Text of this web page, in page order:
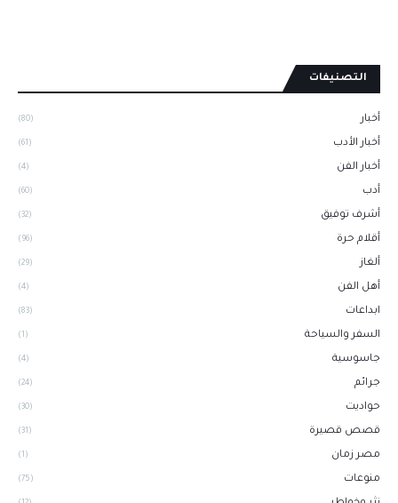
التصنيفات
أخبار (80)
أخبار الأدب (61)
أخبار الفن (4)
أدب (60)
أشرف توفيق (32)
أقلام حرة (96)
ألغاز (29)
أهل الفن (4)
ابداعات (83)
السفر والسياحة (1)
جاسوسية (4)
جرائم (24)
حواديت (30)
قصص قصيرة (31)
مصر زمان (1)
منوعات (75)